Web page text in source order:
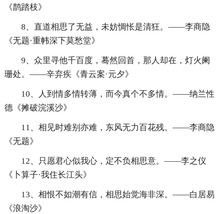
《鹊踏枝》
8、直道相思了无益，未妨惆怅是清狂。——李商隐
《无题·重帏深下莫愁堂》
9、众里寻他千百度，蓦然回首，那人却在，灯火阑
珊处。——辛弃疾《青云案·元夕》
10、人到情多情转薄，而今真个不多情。——纳兰性
德《摊破浣溪沙》
11、相见时难别亦难，东风无力百花残。——李商隐
《无题》
12、只愿君心似我心，定不负相思意。——李之仪
《卜算子·我住长江头》
13、相恨不如潮有信，相思始觉海非深。——白居易
《浪淘沙》